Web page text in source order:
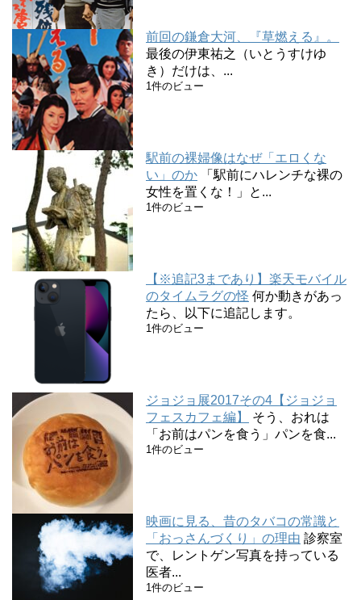
前回の鎌倉大河、『草燃える』。
最後の伊東祐之（いとうすけゆ
き）だけは、...
1件のビュー
駅前の裸婦像はなぜ「エロくな
い」のか
「駅前にハレンチな裸の
女性を置くな！」と...
1件のビュー
【※追記3まであり】楽天モバイル
のタイムラグの怪 何か動きがあっ
たら、以下に追記します。
1件のビュー
ジョジョ展2017その4【ジョジョ
フェスカフェ編】
そう、おれは
「お前はパンを食う」パンを食...
1件のビュー
映画に見る、昔のタバコの常識と
「おっさんづくり」の理由 診察室
で、レントゲン写真を持っている
医者...
1件のビュー